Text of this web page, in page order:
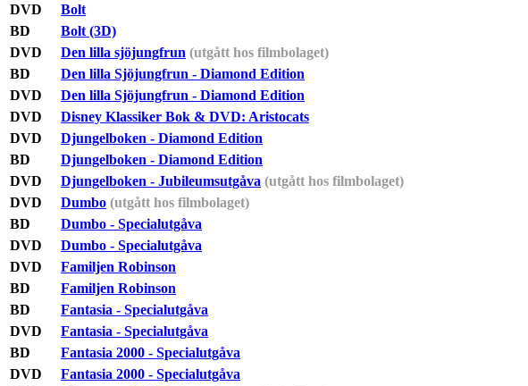
DVD
Bolt
BD
Bolt (3D)
DVD
Den lilla sjöjungfrun (utgått hos filmbolaget)
BD
Den lilla Sjöjungfrun - Diamond Edition
DVD
Den lilla Sjöjungfrun - Diamond Edition
DVD
Disney Klassiker Bok & DVD: Aristocats
DVD
Djungelboken - Diamond Edition
BD
Djungelboken - Diamond Edition
DVD
Djungelboken - Jubileumsutgåva (utgått hos filmbolaget)
DVD
Dumbo (utgått hos filmbolaget)
BD
Dumbo - Specialutgåva
DVD
Dumbo - Specialutgåva
DVD
Familjen Robinson
BD
Familjen Robinson
BD
Fantasia - Specialutgåva
DVD
Fantasia - Specialutgåva
BD
Fantasia 2000 - Specialutgåva
DVD
Fantasia 2000 - Specialutgåva